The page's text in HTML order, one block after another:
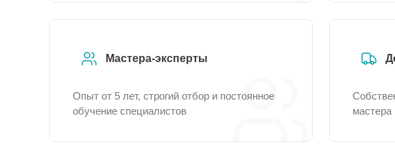
Мастера-эксперты
Опыт от 5 лет, строгий отбор и постоянное
обучение специалистов